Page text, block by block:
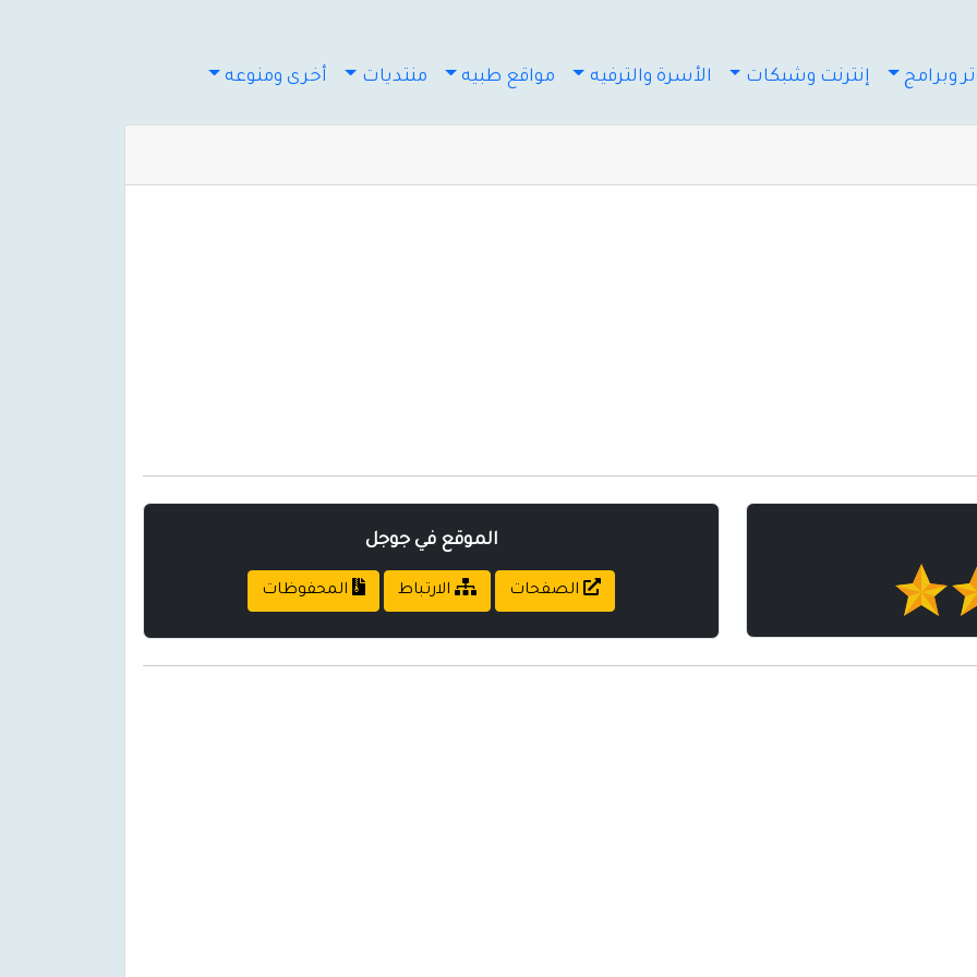
وبرامج إنترنت وشبكات الأسرة والترفيه مواقع طبيه منتديات أخرى ومنوعه
الموقع في جوجل
الصفحات الارتباط المحفوظات